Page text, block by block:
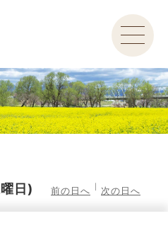
曜日) 前の日へ 次の日へ